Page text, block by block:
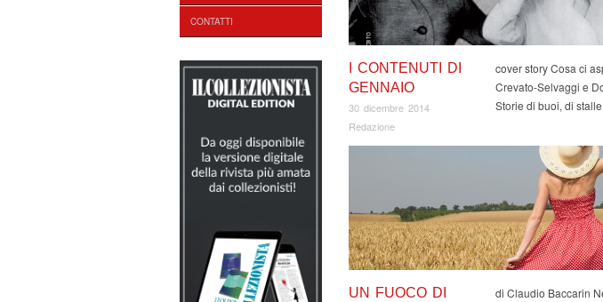
CONTATTI
I CONTENUTI DI
GENNAIO
30 dicembre 2014
Redazione
cover story Cosa ci
Crevato-Selvaggi e
Storie di buoi, di
UN FUOCO DI
di Claudio Baccarin